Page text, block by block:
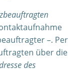
–. Per
über die
des